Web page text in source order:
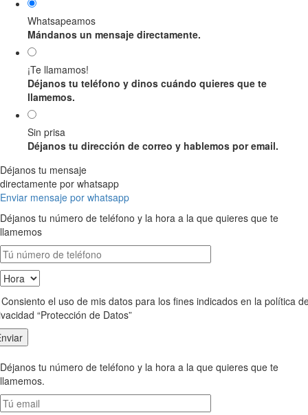
Whatsapeamos
Mándanos un mensaje directamente.
¡Te llamamos!
Déjanos tu teléfono y dinos cuándo quieres que te
llamemos.
Sin prisa
Déjanos tu dirección de correo y hablemos por email.
Déjanos tu mensaje
directamente por whatsapp
Enviar mensaje por whatsapp
Déjanos tu número de teléfono y la hora a la que quieres que te
llamemos
el uso de mis datos para los fines indicados en la política
“Protección de Datos”
Déjanos tu número de teléfono y la hora a la que quieres que te
llamemos.